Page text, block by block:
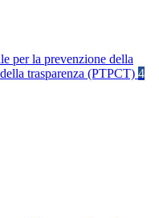
per la prevenzione della
trasparenza (PTPCT) 4